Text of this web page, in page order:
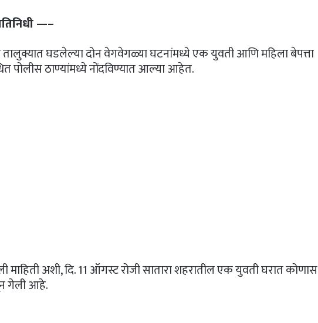
—–
तालुक्यात घडलेल्या दोन वेगवेगळ्या घटनांमध्ये एक युवती आणि महिला बेपत्ता
पोलीस ठाण्यांमध्ये नोंदविण्यात आल्या आहेत.
माहिती अशी, दि. 11 ऑगस्ट रोजी सातारा शहरातील एक युवती घरात कोणास
गेली आहे.